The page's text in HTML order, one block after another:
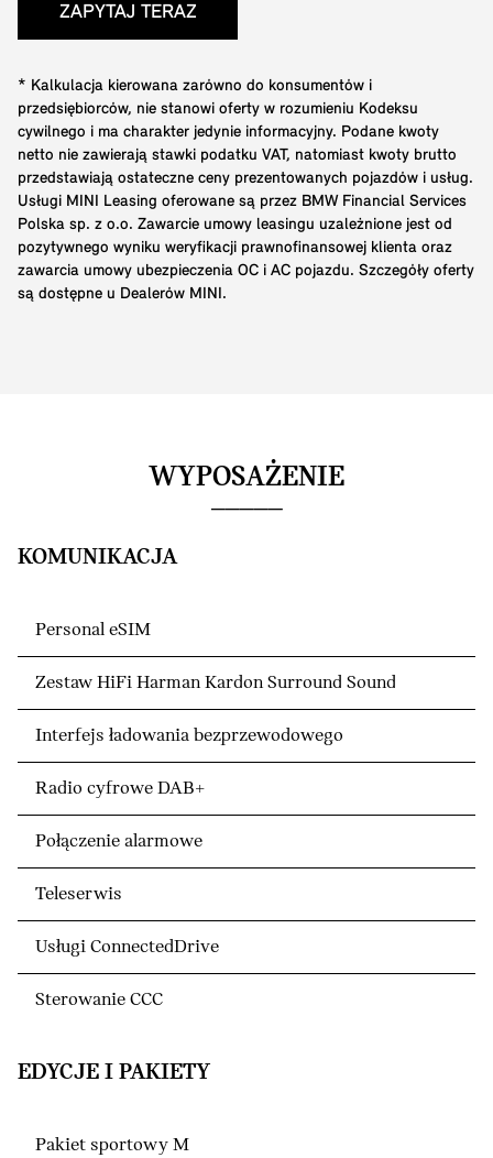
ZAPYTAJ TERAZ
* Kalkulacja kierowana zarówno do konsumentów i
przedsiębiorców, nie stanowi oferty w rozumieniu Kodeksu
cywilnego i ma charakter jedynie informacyjny. Podane kwoty
netto nie zawierają stawki podatku VAT, natomiast kwoty brutto
przedstawiają ostateczne ceny prezentowanych pojazdów i usług.
Usługi MINI Leasing oferowane są przez BMW Financial Services
Polska sp. z o.o. Zawarcie umowy leasingu uzależnione jest od
pozytywnego wyniku weryfikacji prawnofinansowej klienta oraz
zawarcia umowy ubezpieczenia OC i AC pojazdu. Szczegóły oferty
są dostępne u Dealerów MINI.
WYPOSAŻENIE
KOMUNIKACJA
Personal eSIM
Zestaw HiFi Harman Kardon Surround Sound
Interfejs ładowania bezprzewodowego
Radio cyfrowe DAB+
Połączenie alarmowe
Teleserwis
Usługi ConnectedDrive
Sterowanie CCC
EDYCJE I PAKIETY
Pakiet sportowy M